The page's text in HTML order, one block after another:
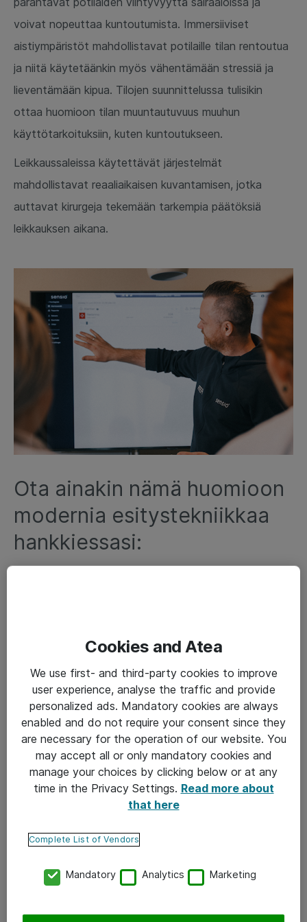
voivat nopeuttaa kuntoutumista. Immersiiviset
aistiympäristöt mahdollistavat potilaille tilan rentoutua
ja niitä käytetäänkin myös vähentämään stressiä ja
lieventämään kipua. Tilojen suunnittelussa tulisikin
ottaa huomioon tilan muuntautuvuus muuhun
käyttötarkoituksiin, kuten kuntoutukseen.
Leikkaussaleissa käytettävät järjestelmät
mahdollistavat reaaliaikaisen kuvantamisen, jotka
auttavat kirurgeja tekemään tarkempia päätöksiä
leikkauksen aikana.
Ota ainakin nämä huomioon
modernia esitystekniikkaa
hankkiessasi:
laitteet ovat päivitettävissä etenkin tietoturvan osalta
ja että järjestelmiä voi muokata
tarvittaessa. Laadukkaan tekniikan lisäksi on tärkeää
valita oikea laitekokoonpano oikeaan
käyttötarkoitukseen.
Huomioi tilojen monipuolinen käyttötarkoitus
Älä räätälöi jokaista tilaa erikseen, vaan pyri luomaan
muuntautuvia tiloja eri käyttötarkoitus huomioiden.
vakiointi niin, että kaikissa toimipisteissä käytettäisiin
Cookies and Atea
We use first- and third-party cookies to improve
user experience, analyse the traffic and provide
personalized ads. Mandatory cookies are always
enabled and do not require your consent since they
are necessary for the operation of our website. You
may accept all or only mandatory cookies and
manage your choices by clicking below or at any
time in the Privacy Settings. Read more about
that here
Complete List of Vendors
Mandatory Analytics Marketing